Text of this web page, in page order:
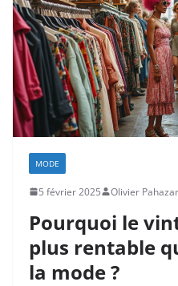
MODE
5 février 2025 Olivier
Pourquoi le
plus rentable
la mode ?